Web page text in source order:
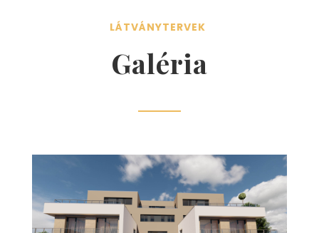
LÁTVÁNYTERVEK
Galéria